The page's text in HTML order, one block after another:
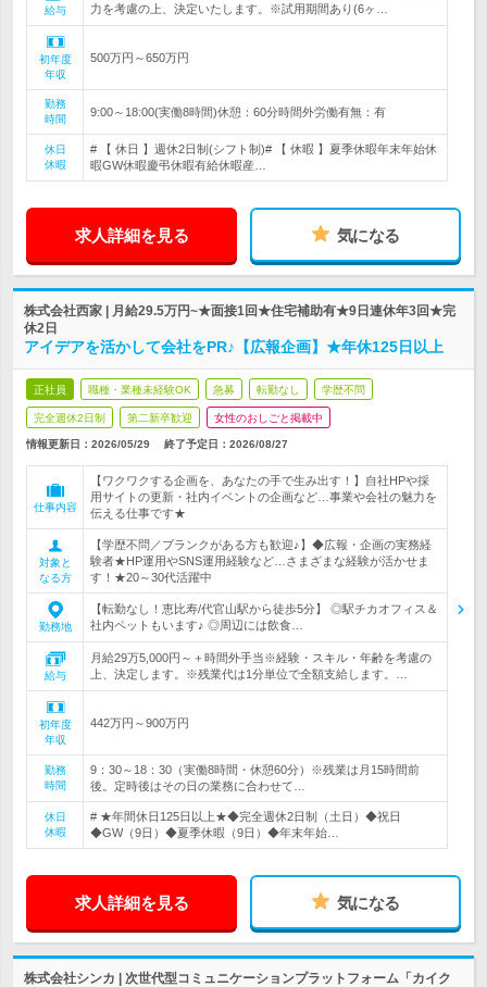
給与
力を考慮の上、決定いたします。※試用期間あり(6ヶ…
初年度
年収
500万円～650万円
勤務
時間
9:00～18:00(実働8時間)休憩：60分時間外労働有無：有
休日
休暇
# 【 休日 】週休2日制(シフト制)# 【 休暇 】夏季休暇年末年始休
暇GW休暇慶弔休暇有給休暇産…
求人詳細を見る 気になる
株式会社西家 | 月給29.5万円~★面接1回★住宅補助有★9日連休年3回★完
休2日
アイデアを活かして会社をPR♪【広報企画】★年休125日以上
正社員 職種・業種未経験OK 急募 転勤なし 学歴不問
完全週休2日制 第二新卒歓迎 女性のおしごと掲載中
情報更新日：2026/05/29 終了予定日： 2026/08/27
仕事内容
【ワクワクする企画を、あなたの手で生み出す！】自社HPや採
用サイトの更新・社内イベントの企画など…事業や会社の魅力を
伝える仕事です★
対象と
なる方
【学歴不問／ブランクがある方も歓迎♪】◆広報・企画の実務経
験者★HP運用やSNS運用経験など…さまざまな経験が活かせま
す！★20～30代活躍中
勤務地
【転勤なし！恵比寿/代官山駅から徒歩5分】 ◎駅チカオフィス＆
社内ペットもいます♪ ◎周辺には飲食…
給与
月給29万5,000円～＋時間外手当※経験・スキル・年齢を考慮の
上、決定します。※残業代は1分単位で全額支給します。…
初年度
年収
442万円～900万円
勤務
時間
9：30～18：30（実働8時間・休憩60分）※残業は月15時間前
後。定時後はその日の業務に合わせて…
休日
休暇
# ★年間休日125日以上★◆完全週休2日制（土日）◆祝日
◆GW（9日）◆夏季休暇（9日）◆年末年始…
求人詳細を見る 気になる
株式会社シンカ | 次世代型コミュニケーションプラットフォーム「カイク